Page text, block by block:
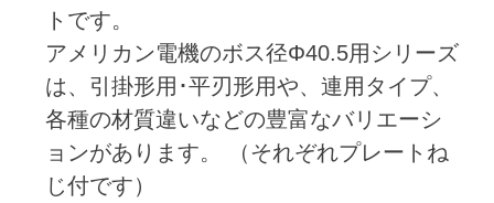
トです。
アメリカン電機のボス径Φ40.5用シリーズ
は、引掛形用･平刃形用や、連用タイプ、
各種の材質違いなどの豊富なバリエーシ
ョンがあります。 （それぞれプレートね
じ付です）